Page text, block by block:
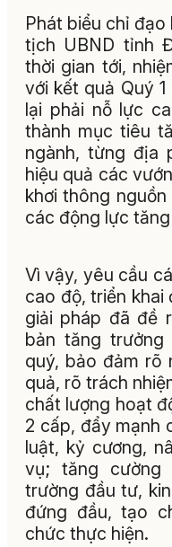
Phát biểu chỉ đạo
tịch UBND tỉnh
thời gian tới,
với kết quả Quý
lại phải nỗ lực
thành mục tiêu
ngành, từng địa
hiệu quả các
khơi thông
các động lực
Vì vậy, yêu cầu
cao độ, triển khai
giải pháp đã đề
bản tăng
quý, bảo đảm rõ
quả, rõ trách
chất lượng hoạt
2 cấp, đẩy mạnh
luật, kỷ cương,
vụ; tăng cường
trường đầu tư,
đứng đầu, tạo
chức thực hiện.